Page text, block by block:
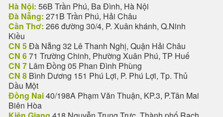
Hà Nội: 56B Trần Phú, Ba Đình, Hà Nội
Đà Nẵng: 271B Trần Phú, Hải Châu
Cần Thơ: 266 đường 30/4, P. Xuân khánh, Q.Ninh
Kiều
CN 5Đà Nẵng 32 Lê Thanh Nghị, Quận Hải Châu
CN 671 Trường Chinh, Phường Xuân Phú, TP Huế
CN 7 Lâm Đồng 05 Phan Đình Phùng
CN 8 Bình Dương 151 Phú Lợi, P. Phú Lợi, Tp. Thủ
Dầu Một
Đồng Nai40/198A Phạm Văn Thuận, KP.3, P.Tân Mai
Biên Hòa